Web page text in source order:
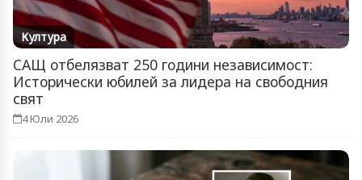
Култура
САЩ отбелязват 250 години независимост:
Исторически юбилей за лидера на свободния
свят
4 Юли 2026